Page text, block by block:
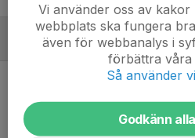
MÅLVAKTER
Vi använder oss av
webbplats ska fungera
även för webbanalys i
förbättra våra
Så använder
Godkänn